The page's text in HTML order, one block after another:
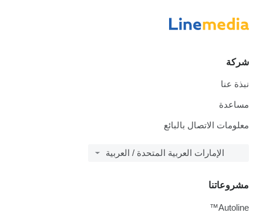
شركة
نبذة عنا
مساعدة
معلومات الاتصال بالبائع
الإمارات العربية المتحدة / العربية
مشروعاتنا
Autoline™